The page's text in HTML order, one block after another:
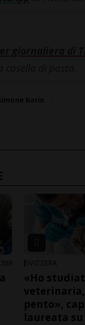
389 SVIZZERA
«Ho
pento»,
laureata